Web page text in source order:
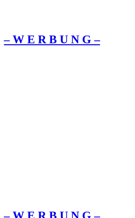
– W Ε R Β U Ν G –